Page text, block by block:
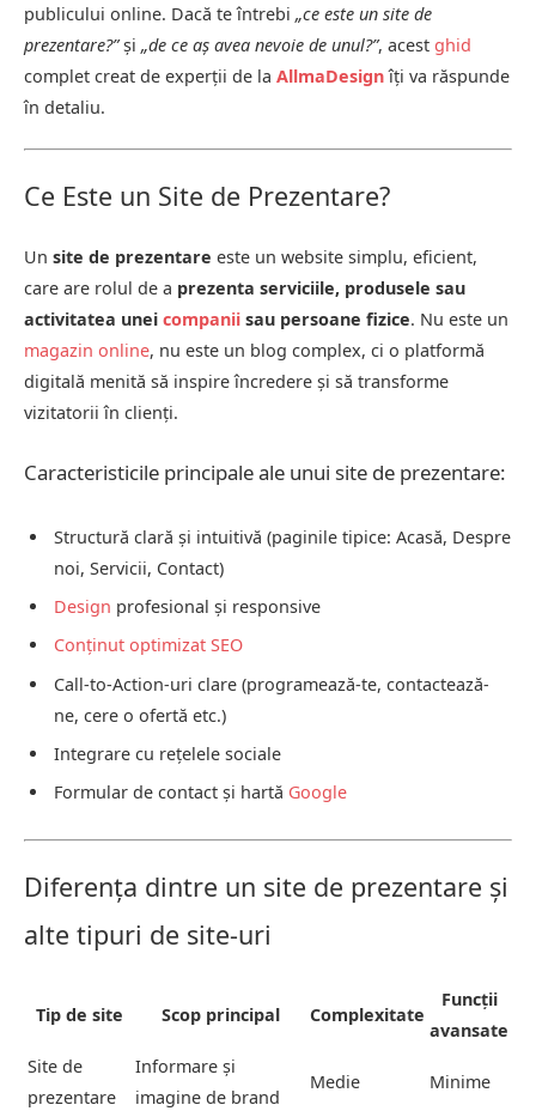
publicului online. Dacă te întrebi „ce este un site de
prezentare?”și „de ce aș avea nevoie de unul?”, acest ghid
complet creat de experții de la AllmaDesignîți va răspunde
în detaliu.
Ce Este un Site de Prezentare?
Un site de prezentare este un website simplu, eficient,
care are rolul de a prezenta serviciile, produsele sau
activitatea unei companii sau persoane fizice. Nu este un
magazin online, nu este un blog complex, ci o platformă
digitală menită să inspire încredere și să transforme
vizitatorii în clienți.
Caracteristicile principale ale unui site de prezentare:
Structură clară și intuitivă (paginile tipice: Acasă, Despre
noi, Servicii, Contact)
Design profesional și responsive
Conținut optimizat SEO
Call-to-Action-uri clare (programează-te, contactează-
ne, cere o ofertă etc.)
Integrare cu rețelele sociale
Formular de contact și hartă Google
Diferența dintre un site de prezentare și
alte tipuri de site-uri
Tip de site Scop principal Complexitate
Funcții
avansate
Site de
prezentare
Informare și
imagine de brand
Medie Minime